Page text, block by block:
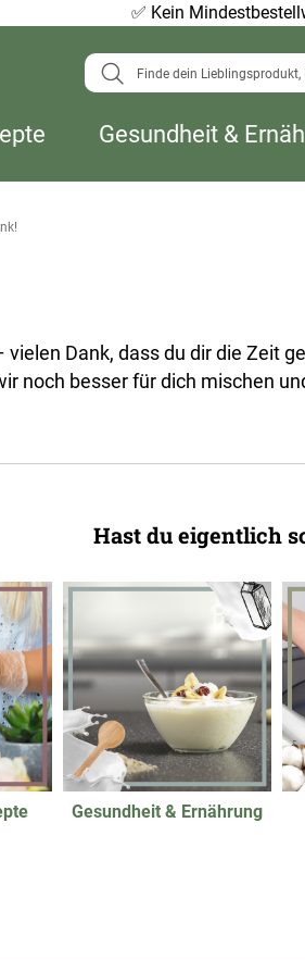
✅ Kein
Suche
Gesundheit &
vielen Dank, dass du dir die Zeit
noch besser für dich mischen
Hast du eigentlich
Gesundheit & Ernährung